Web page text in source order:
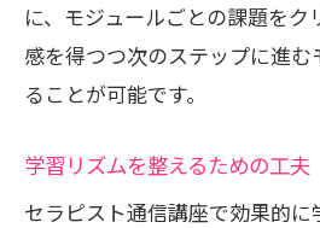
に、モジュールごとの課題をク
感を得つつ次のステップに進
ることが可能です。
学習リズムを整えるための工夫
セラピスト通信講座で効果的